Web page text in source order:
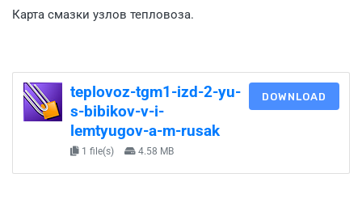
Карта смазки узлов тепловоза.
teplovoz-tgm1-izd-2-yu-
s-bibikov-v-i-
lemtyugov-a-m-rusak
1 file(s) 4.58 MB
DOWNLOAD